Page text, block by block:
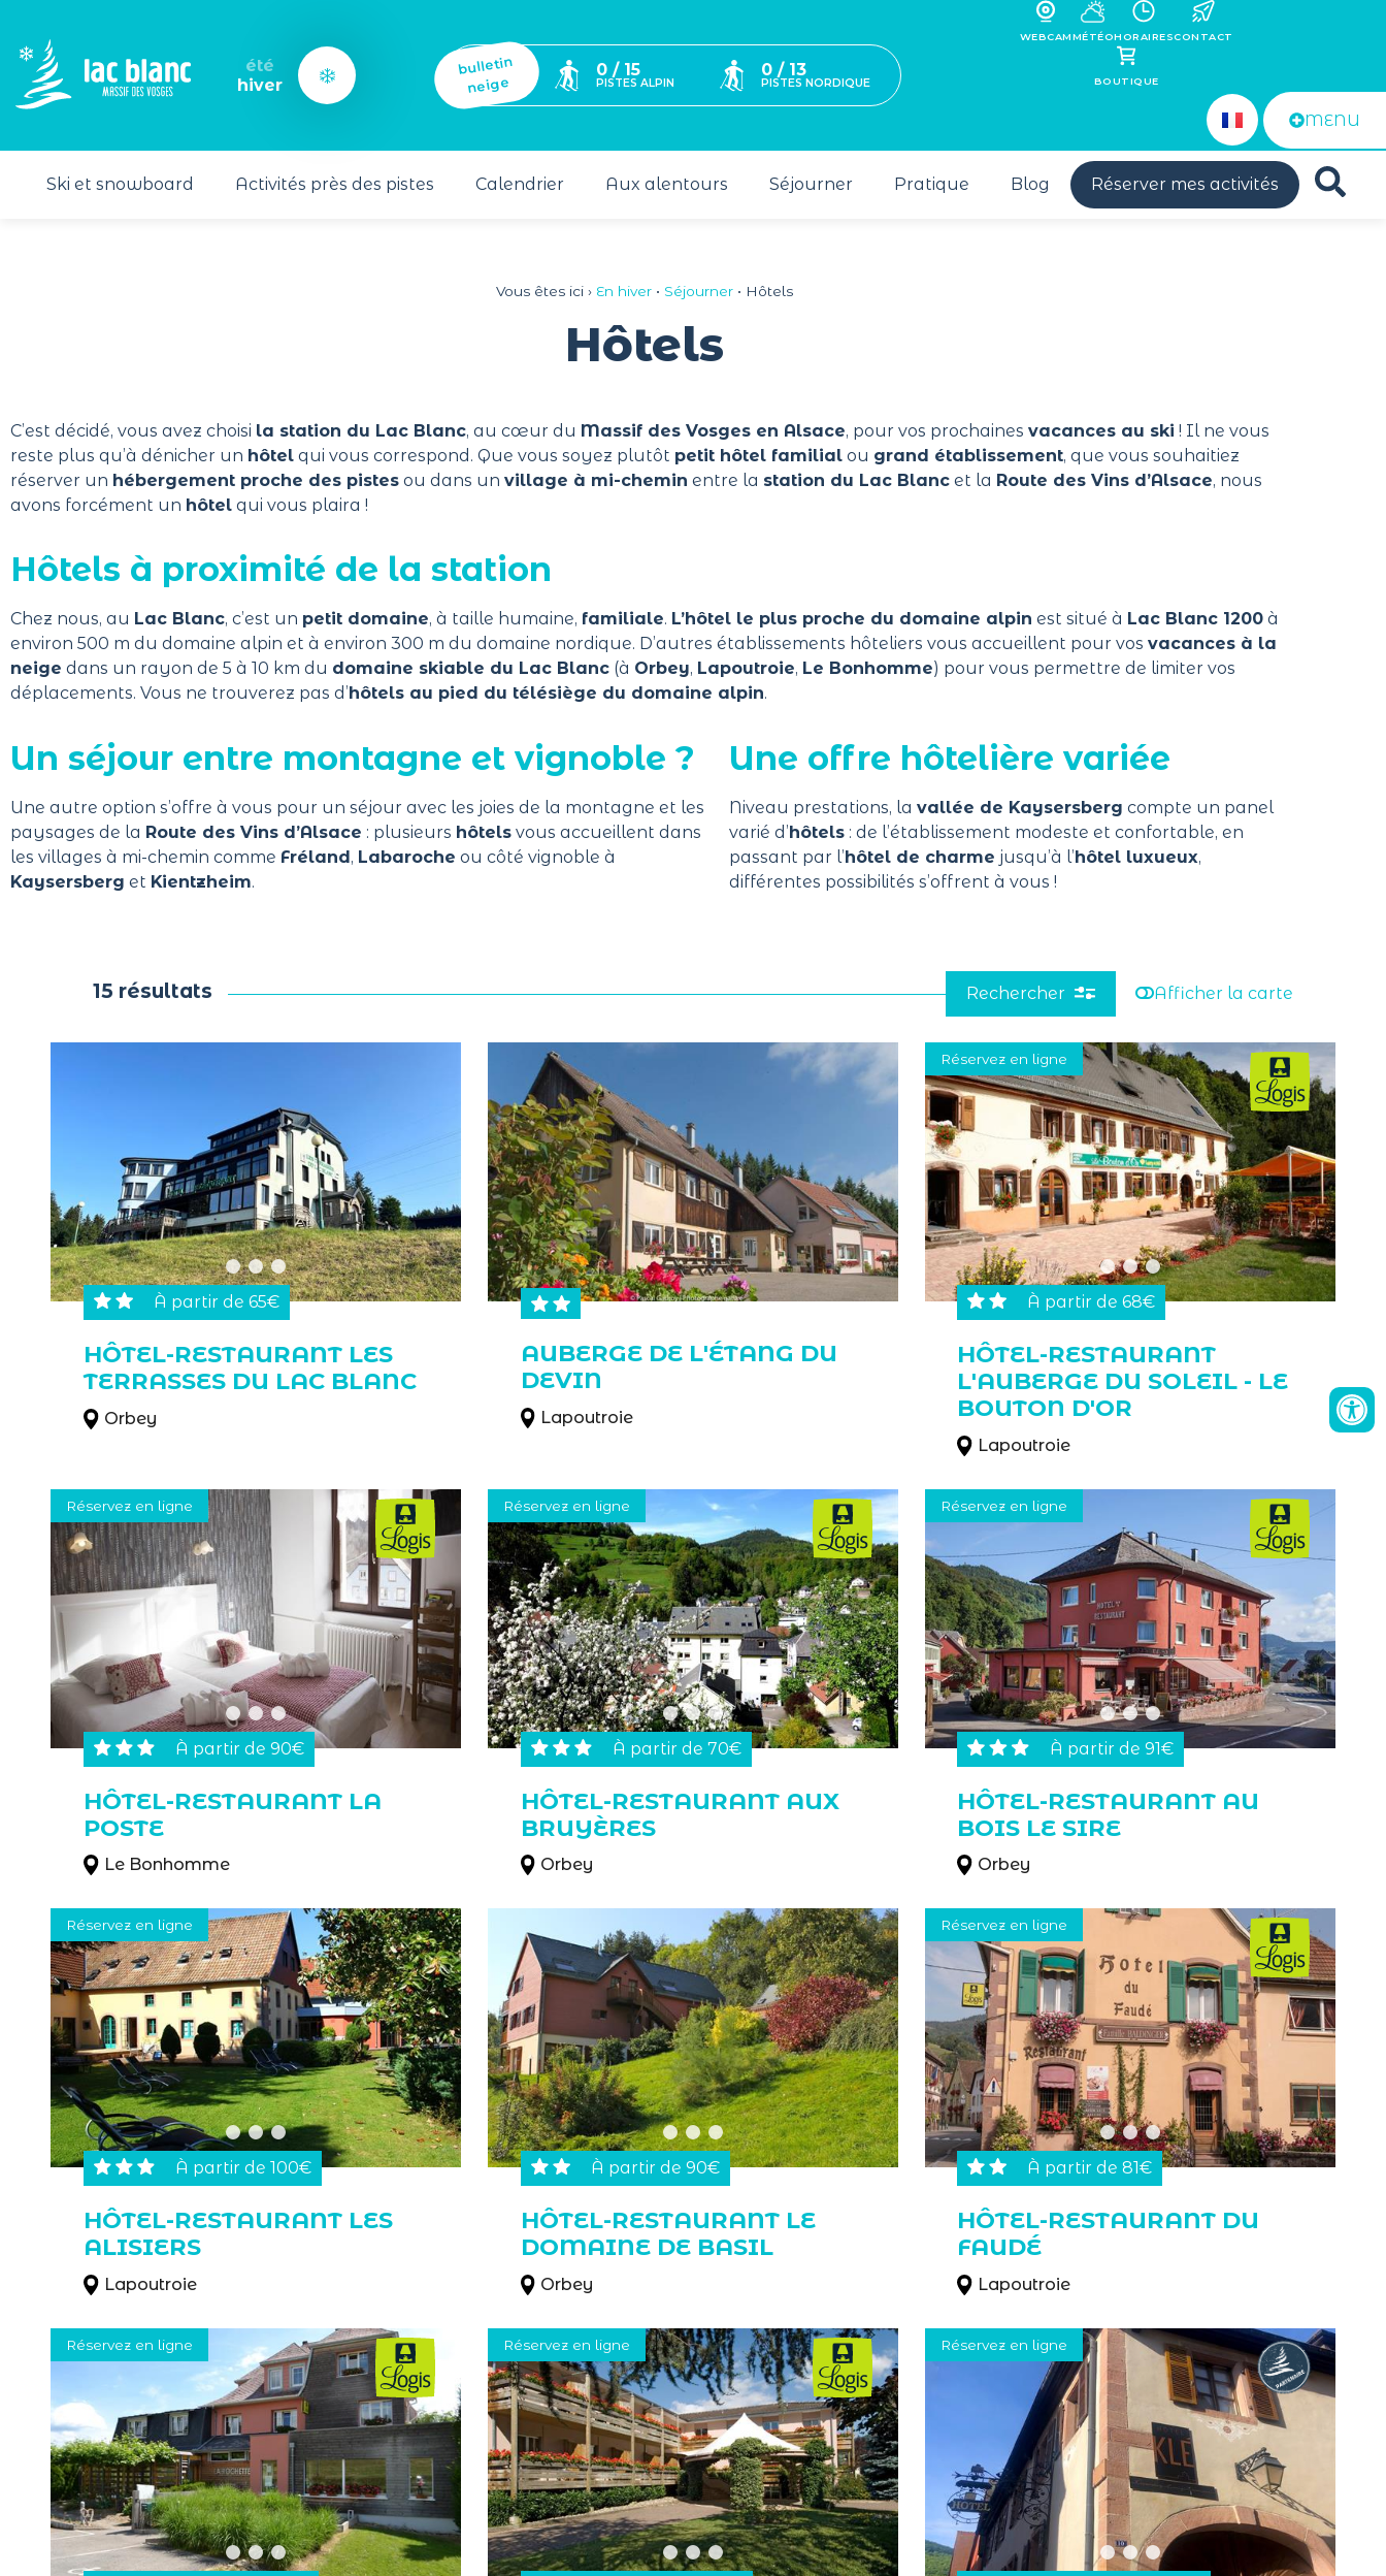
été
hiver
bulletin
neige
0 / 15
PISTES ALPIN
0 / 13
PISTES NORDIQUE
WEBCAMMÉTÉOHORAIRESCONTACT
BOUTIQUE
MENU
Ski et snowboard Activités près des pistes Calendrier Aux alentours Séjourner Pratique Blog Réserver mes activités
Vous êtes ici › En hiver • Séjourner • Hôtels
Hôtels
C’est décidé, vous avez choisi la station du Lac Blanc, au cœur du Massif des Vosges en Alsace, pour vos prochaines vacances au ski ! Il ne vous
reste plus qu’à dénicher un hôtel qui vous correspond. Que vous soyez plutôt petit hôtel familial ou grand établissement, que vous souhaitiez
réserver un hébergement proche des pistes ou dans un village à mi-chemin entre la station du Lac Blanc et la Route des Vins d’Alsace, nous
avons forcément un hôtel qui vous plaira !
Hôtels à proximité de la station
Chez nous, au Lac Blanc, c’est un petit domaine, à taille humaine, familiale. L’hôtel le plus proche du domaine alpin est situé à Lac Blanc 1200 à
environ 500 m du domaine alpin et à environ 300 m du domaine nordique. D’autres établissements hôteliers vous accueillent pour vos vacances à la
neige dans un rayon de 5 à 10 km du domaine skiable du Lac Blanc (à Orbey, Lapoutroie, Le Bonhomme) pour vous permettre de limiter vos
déplacements. Vous ne trouverez pas d’ hôtels au pied du télésiège du domaine alpin.
Un séjour entre montagne et vignoble ?
Une autre option s’offre à vous pour un séjour avec les joies de la montagne et les
paysages de la Route des Vins d’Alsace : plusieurs hôtels vous accueillent dans
les villages à mi-chemin comme Fréland, Labaroche ou côté vignoble à
Kaysersberg et Kientzheim.
Une offre hôtelière variée
Niveau prestations, lavallée de Kaysersberg compte un panel
varié d’hôtels : de l’établissement modeste et confortable, en
passant par l’hôtel de charme jusqu’à l’hôtel luxueux,
différentes possibilités s’offrent à vous !
15 résultats Rechercher Afficher la carte
À partir de 65€
HÔTEL-RESTAURANT LES
TERRASSES DU LAC BLANC
Orbey
AUBERGE DE L'ÉTANG DU
DEVIN
Lapoutroie
Réservez en ligne
À partir de 68€
HÔTEL-RESTAURANT
L'AUBERGE DU SOLEIL - LE
BOUTON D'OR
Lapoutroie
Réservez en ligne
À partir de 90€
HÔTEL-RESTAURANT LA
POSTE
Le Bonhomme
Réservez en ligne
À partir de 70€
HÔTEL-RESTAURANT AUX
BRUYÈRES
Orbey
Réservez en ligne
À partir de 91€
HÔTEL-RESTAURANT AU
BOIS LE SIRE
Orbey
Réservez en ligne
À partir de 100€
HÔTEL-RESTAURANT LES
ALISIERS
Lapoutroie
À partir de 90€
HÔTEL-RESTAURANT LE
DOMAINE DE BASIL
Orbey
Réservez en ligne
À partir de 81€
HÔTEL-RESTAURANT DU
FAUDÉ
Lapoutroie
Réservez en ligne Réservez en ligne Réservez en ligne